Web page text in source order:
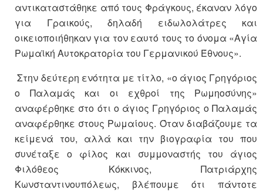
αντικαταστάθηκε από τους Φράγκους, έκαναν λόγο
για Γραικούς, δηλαδή ειδωλολάτρες και
οικειοποιήθηκαν για τον εαυτό τους το όνομα «Αγία
Ρωμαϊκή Αυτοκρατορία του Γερμανικού Έθνους».
Στην δεύτερη ενότητα με τίτλο, «ο άγιος Γρηγόριος
ο Παλαμάς και οι εχθροί της Ρωμηοσύνης»
αναφέρθηκε στο ότι ο άγιος Γρηγόριος ο Παλαμάς
αναφέρθηκε στους Ρωμαίους. Όταν διαβάζουμε τα
κείμενά του, αλλά και την βιογραφία του που
συνέταξε ο φίλος και συμμοναστής του άγιος
Φιλόθεος Κόκκινος, Πατριάρχης
Κωνσταντινουπόλεως, βλέπουμε ότι πάντοτε